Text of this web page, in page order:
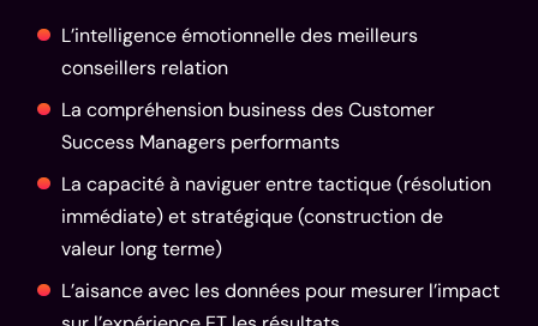
L’intelligence émotionnelle des meilleurs
conseillers relation
La compréhension business des Customer
Success Managers performants
La capacité à naviguer entre tactique (résolution
immédiate) et stratégique (construction de
valeur long terme)
L’aisance avec les données pour mesurer l’impact